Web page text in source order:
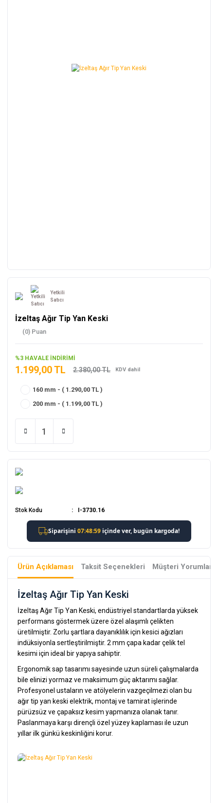
Stok Kodu I-3730.16
Yetkili
Satıcı
İzeltaş Ağır Tip Yan Keski
(0) Puan
%3 HAVALE İNDİRİMİ
1.199,00 TL 2.380,00 TL KDV dahil
160 mm - ( 1.290,00 TL )
200 mm - ( 1.199,00 TL )
Ürün Açıklaması Taksit Seçenekleri Müşteri Yorumları
İzeltaş Ağır Tip Yan Keski
İzeltaş Ağır Tip Yan Keski, endüstriyel standartlarda yüksek
performans göstermek üzere özel alaşımlı çelikten
üretilmiştir. Zorlu şartlara dayanıklılık için kesici ağızları
indüksiyonla sertleştirilmiştir. 2 mm çapa kadar çelik tel
kesimi için ideal bir yapıya sahiptir.
Ergonomik sap tasarımı sayesinde uzun süreli çalışmalarda
bile elinizi yormaz ve maksimum güç aktarımı sağlar.
Profesyonel ustaların ve atölyelerin vazgeçilmezi olan bu
ağır tip yan keski elektrik, montaj ve tamirat işlerinde
pürüzsüz ve çapaksız kesim yapmanıza olanak tanır.
Paslanmaya karşı dirençli özel yüzey kaplaması ile uzun
yıllar ilk günkü keskinliğini korur.